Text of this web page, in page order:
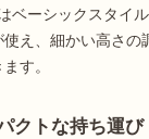
ベーシックスタイ
使え、細かい高さの
す。
クトな持ち運び